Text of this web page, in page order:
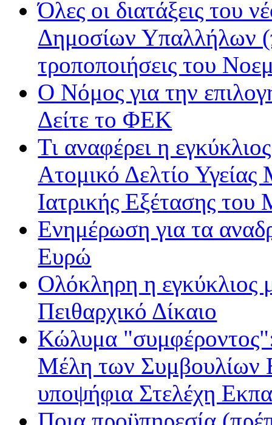
Όλες οι διατάξεις του
Δημοσίων Υπαλλήλων
τροποποιήσεις του
Ο Νόμος για την
Δείτε το ΦΕΚ
Τι αναφέρει η
Ατομικό Δελτίο
Ιατρικής Εξέτασης
Ενημέρωση για τα
Ευρώ
Ολόκληρη η εγκύκλιος
Πειθαρχικό Δίκαιο
Κώλυμα "συμφέροντος":
Μέλη των Συμβουλίων
υποψήφια Στελέχη